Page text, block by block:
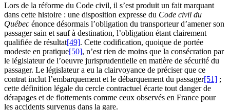
Lors de la réforme du Code civil, il s’est produit un fait marquant
dans cette histoire : une disposition expresse du Code civil du
Québec énonce désormais l’obligation du transporteur d’amener son
passager sain et sauf à destination, l’obligation étant clairement
qualifiée de résultat[49]. Cette codification, quoique de portée
modeste en pratique[50], n’est rien de moins que la consécration par
le législateur de l’oeuvre jurisprudentielle en matière de sécurité du
passager. Le législateur a eu la clairvoyance de préciser que ce
contrat inclut l’embarquement et le débarquement du passager[51] ;
cette définition légale du cercle contractuel écarte tout danger de
dérapages et de flottements comme ceux observés en France pour
les accidents survenus dans la gare.